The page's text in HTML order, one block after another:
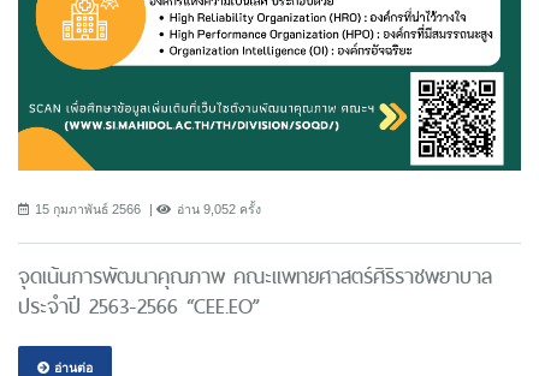
15 กุมภาพันธ์ 2566 อ่าน 9,052 ครั้ง
จุดเน้นการพัฒนาคุณภาพ คณะแพทยศาสตร์ศิริราชพยาบาล
ประจำปี 2563-2566 “CEE.EO”
อ่านต่อ